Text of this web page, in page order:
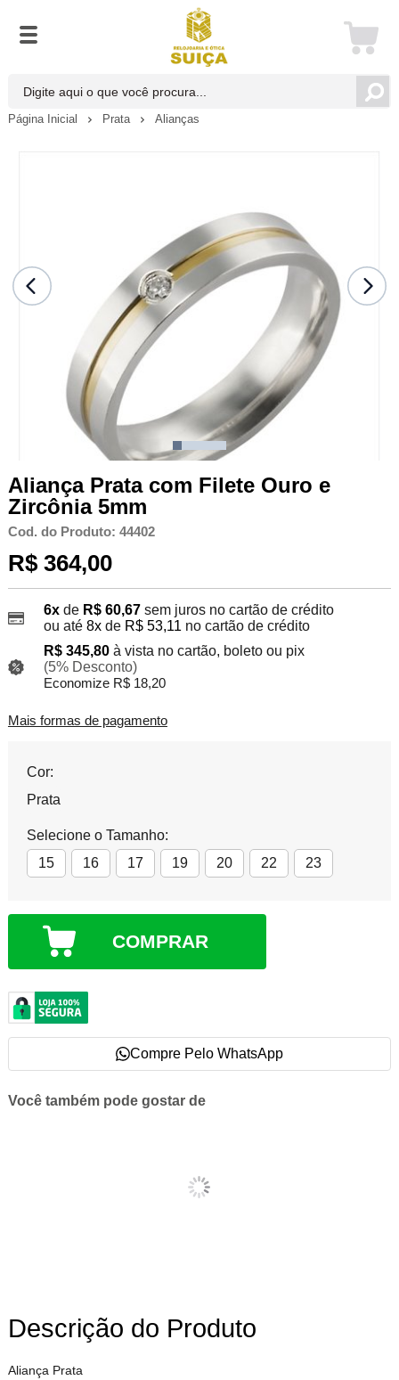
Página Inicial Prata Alianças
Aliança Prata com Filete Ouro e
Zircônia 5mm
Cod. do Produto: 44402
R$ 364,00
6xde R$ 60,67 sem juros no cartão de crédito
ou até 8xde R$ 53,11 no cartão de crédito
R$ 345,80 à vista no cartão, boleto ou pix
(5% Desconto)
Economize R$ 18,20
Mais formas de pagamento
Cor:
Prata
Selecione o Tamanho:
15
16 17 19 20 22 23
COMPRAR
Compre Pelo WhatsApp
Você também pode gostar de
Descrição do Produto
Aliança Prata